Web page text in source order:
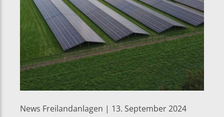
News Freilandanlagen | 13. September 2024